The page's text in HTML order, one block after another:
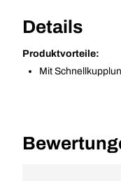
Details
Produktvorteile:
Mit